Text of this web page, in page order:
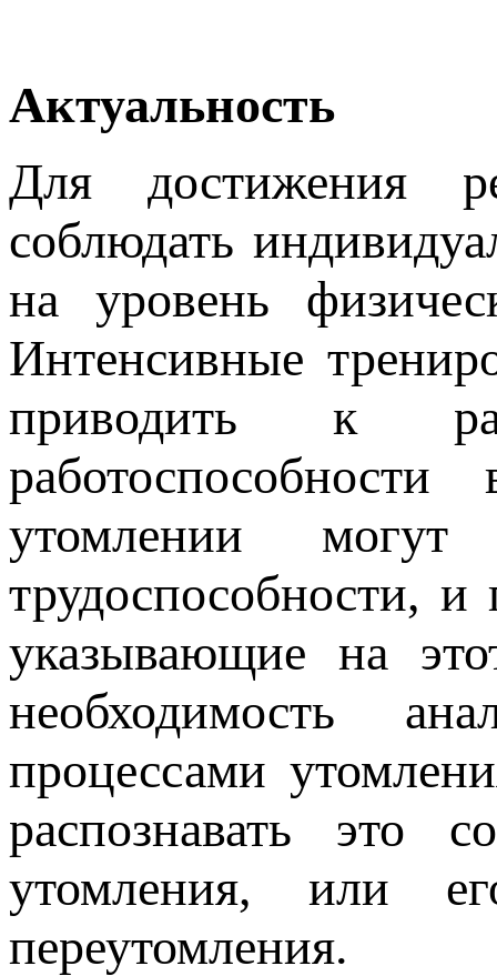
Актуальность
Для достижения
соблюдать
на уровень
Интенсивные
приводить к
утомлении могут
трудоспособности, и
указывающие на
необходимость
процессами
распознавать это
утомления, или
переутомления.